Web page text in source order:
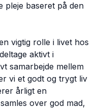
baseret på den
vigtig rolle i livet hos
aktivt i
samarbejde mellem
vi et godt og trygt liv
årligt en
over god mad,